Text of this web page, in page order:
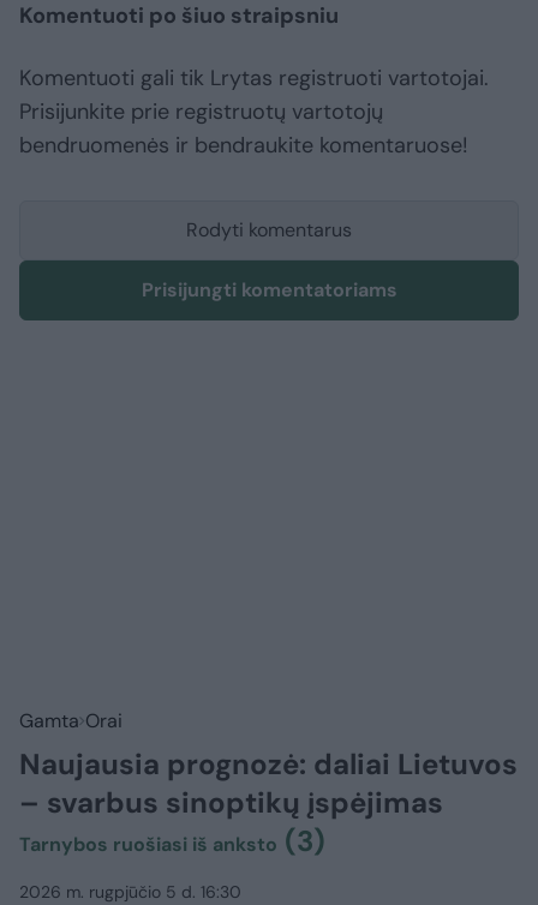
Komentuoti po šiuo straipsniu
Komentuoti gali tik Lrytas registruoti vartotojai.
Prisijunkite prie registruotų vartotojų
bendruomenės ir bendraukite komentaruose!
Rodyti komentarus
Prisijungti komentatoriams
Gamta Orai
Naujausia prognozė: daliai Lietuvos
– svarbus sinoptikų įspėjimas
Tarnybos ruošiasi iš anksto (3)
2026 m. rugpjūčio 5 d. 16:30